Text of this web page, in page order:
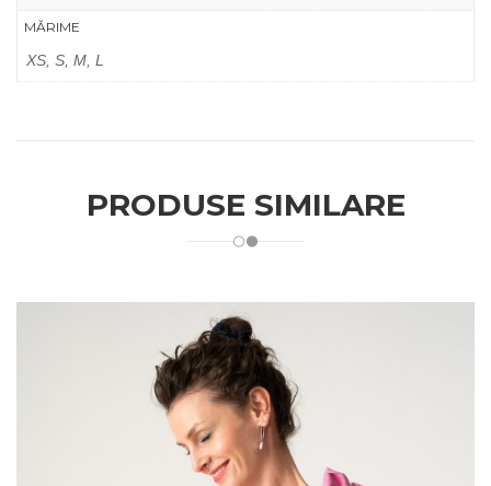
MĂRIME
XS, S, M, L
PRODUSE SIMILARE